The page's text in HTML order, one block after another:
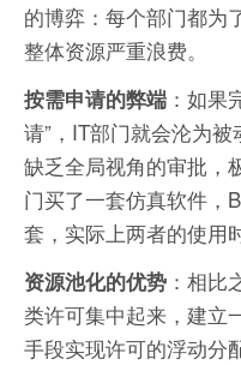
的博弈：每个部门都为
整体资源严重浪费。
按需申请的弊端 ：如果
请”，IT部门就会沦为被
缺乏全局视角的审批，
门买了一套仿真软件，
套，实际上两者的使用
资源池化的优势 ：相比
类许可集中起来，建立
手段实现许可的浮动分